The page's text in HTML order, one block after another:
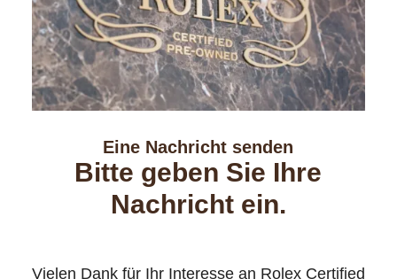
Eine Nachricht senden
Bitte geben Sie Ihre
Nachricht ein.
Vielen Dank für Ihr Interesse an Rolex Certified